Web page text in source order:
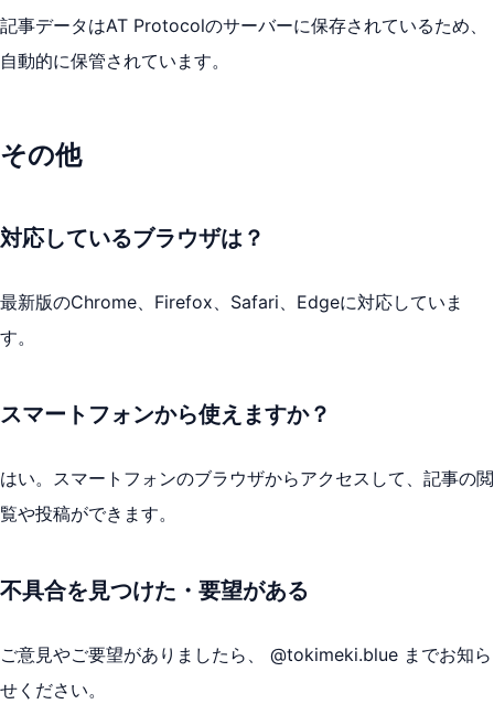
記事データはAT Protocolのサーバーに保存されているため、
自動的に保管されています。
その他
対応しているブラウザは？
最新版のChrome、Firefox、Safari、Edgeに対応していま
す。
スマートフォンから使えますか？
はい。スマートフォンのブラウザからアクセスして、記事の閲
覧や投稿ができます。
不具合を見つけた・要望がある
ご意見やご要望がありましたら、 @tokimeki.blue までお知ら
せください。